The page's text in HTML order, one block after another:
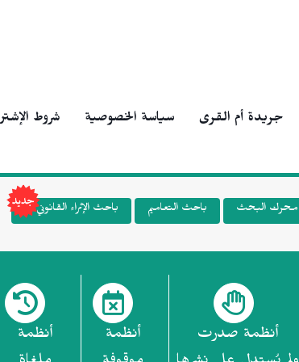
جريدة أم القرى سياسة الخصوصية شروط
محرك البحث باحث التعاميم باحث الإثراء القانوني
أنظمة صدرت
أنظمة
أنظمة